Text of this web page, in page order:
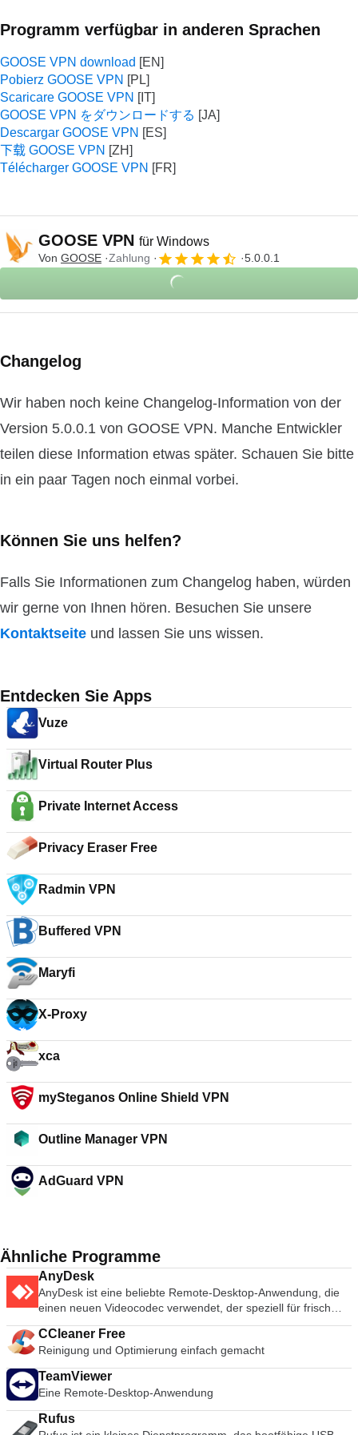
Programm verfügbar in anderen Sprachen
GOOSE VPN download
Pobierz GOOSE VPN
Scaricare GOOSE VPN
GOOSE VPN をダウンロードする
Descargar GOOSE VPN
下载 GOOSE VPN
Télécharger GOOSE VPN
GOOSE VPN für Windows
Von GOOSE Zahlung 5.0.0.1
Changelog
Wir haben noch keine Changelog-Information von der
Version 5.0.0.1 von GOOSE VPN. Manche Entwickler
teilen diese Information etwas später. Schauen Sie bitte
in ein paar Tagen noch einmal vorbei.
Können Sie uns helfen?
Falls Sie Informationen zum Changelog haben, würden
wir gerne von Ihnen hören. Besuchen Sie unsere
Kontaktseite und lassen Sie uns wissen.
Entdecken Sie Apps
Vuze
Virtual Router Plus
Private Internet Access
Privacy Eraser Free
Radmin VPN
Buffered VPN
Maryfi
X-Proxy
xca
mySteganos Online Shield VPN
Outline Manager VPN
AdGuard VPN
Ähnliche Programme
AnyDesk
AnyDesk ist eine beliebte Remote-Desktop-Anwendung, die
einen neuen Videocodec verwendet, der speziell für frisch
aussehende grafische Benutzeroberflächen entwickelt wurde.
AnyDesk-Software ist vielseitig, sicher und leichtgewichtig. Die
Software verwendet TLS1.2-Verschlüsselung, und beide
Enden der Verbindung werden kryptografisch verifiziert.
AnyDesk ist sehr leicht und in eine 1MB große Datei gepackt,
und es sind keine administrativen Rechte oder Installationen
erforderlich. Die UI von AnyDesk ist wirklich einfach und leicht
zu navigieren. Mit AnyDesk können Sie Ihren persönlichen
CCleaner Free
Reinigung und Optimierung einfach gemacht
TeamViewer
Eine Remote-Desktop-Anwendung
Rufus